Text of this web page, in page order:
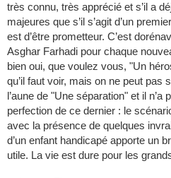
très connu, très apprécié et s’il a
majeures que s’il s’agit d’un
est d’être prometteur. C’est
Asghar Farhadi pour chaque
bien oui, que voulez vous, "Un
qu’il faut voir, mais on ne peut pas
l’aune de "Une séparation" et il n’a
perfection de ce dernier : le
avec la présence de quelques
d’un enfant handicapé apporte un
utile. La vie est dure pour les